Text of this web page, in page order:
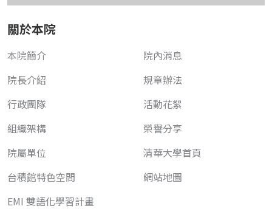
關於本院
本院簡介
院長介紹
行政團隊
組織架構
院屬單位
台積館特色空間
EMI 雙語化學習計畫
院內消息
規章辦法
活動花絮
榮譽分享
清華大學首頁
網站地圖